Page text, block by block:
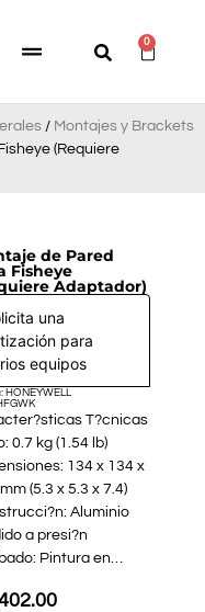
0
/ Montajes y Brackets
(Requiere
de Pared
Fisheye
Adaptador)
una
para
equipos
HONEYWELL
T?cnicas
0.7 kg (1.54 lb)
134 x 134 x
(5.3 x 5.3 x 7.4)
Aluminio
a presi?n
Pintura en…